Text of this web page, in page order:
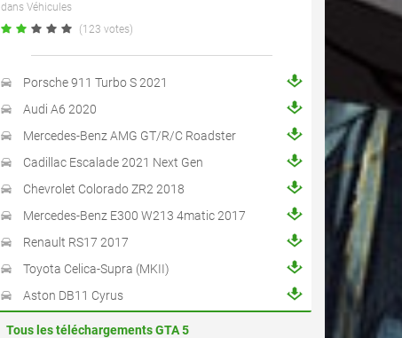
dans Véhicules
(123 votes)
Porsche 911 Turbo S 2021
Audi A6 2020
Mercedes-Benz AMG GT/R/C Roadster
Cadillac Escalade 2021 Next Gen
Chevrolet Colorado ZR2 2018
Mercedes-Benz E300 W213 4matic 2017
Renault RS17 2017
Toyota Celica-Supra (MKII)
Aston DB11 Cyrus
Tous les téléchargements GTA 5